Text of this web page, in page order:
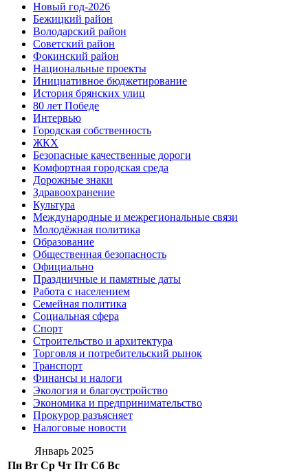
Новый год-2026
Бежицкий район
Володарский район
Советский район
Фокинский район
Национальные проекты
Инициативное бюджетирование
История брянских улиц
80 лет Победе
Интервью
Городская собственность
ЖКХ
Безопасные качественные дороги
Комфортная городская среда
Дорожные знаки
Здравоохранение
Культура
Международные и межрегиональные связи
Молодёжная политика
Образование
Общественная безопасность
Официально
Праздничные и памятные даты
Работа с населением
Семейная политика
Социальная сфера
Спорт
Строительство и архитектура
Торговля и потребительский рынок
Транспорт
Финансы и налоги
Экология и благоустройство
Экономика и предпринимательство
Прокурор разъясняет
Налоговые новости
Январь 2025
Пн Вт Ср Чт Пт Сб Вс